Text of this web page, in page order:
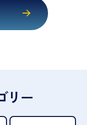
リー